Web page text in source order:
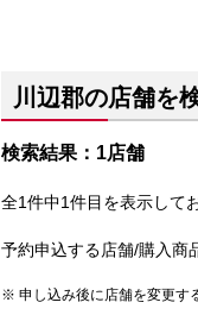
川辺郡の店舗を
検索結果：1店舗
全1件中1件目を表示して
予約申込する店舗/購入商
申し込み後に店舗を変更す